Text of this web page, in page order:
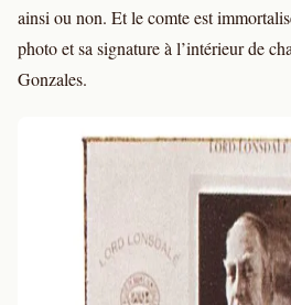
ainsi ou non. Et le comte est
photo et sa signature à l’intérieur de
Gonzales.